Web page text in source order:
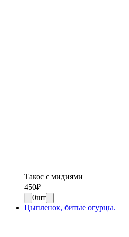
Такос с мидиями
450₽
0шт
Цыпленок, битые огурцы.